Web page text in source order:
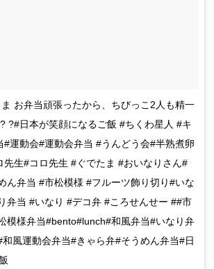
お弁当頑張ったから、ちびっこ2人も精一
?#日本が笑顔になるご飯 #ちくわ星人 #キ
#運動会#運動会弁当 #うんどう会#半熟煮卵
先生#コロ先生 #ぐでたま #おいなりさん#
ん弁当 #市松模様 #フルーツ飾り切り#いな
弁当 #いなり #デコ弁 #ころせんせー ##市
模様弁当#bento#lunch#和風弁当#いなり弁
風運動会弁当#きゃら弁#そうめん弁当#日